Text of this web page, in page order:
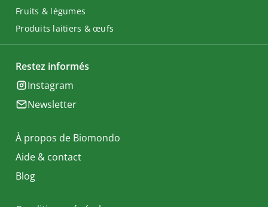
Fruits & légumes
Produits laitiers & œufs
Restez informés
Instagram
Newsletter
À propos de Biomondo
Aide & contact
Blog